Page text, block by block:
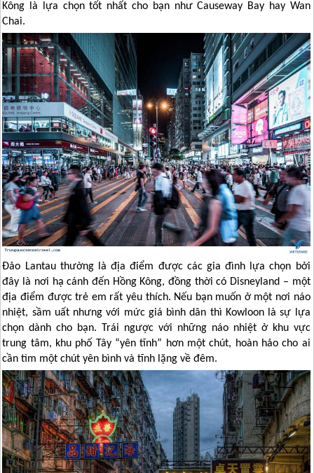
Kông là lựa chọn tốt nhất cho bạn như Causeway Bay hay Wan
Chai.
Đảo Lantau thường là địa điểm được các gia đình lựa chọn bởi
đây là nơi hạ cánh đến Hồng Kông, đồng thời có Disneyland – một
địa điểm được trẻ em rất yêu thích. Nếu bạn muốn ở một nơi náo
nhiệt, sầm uất nhưng với mức giá bình dân thì Kowloon là sự lựa
chọn dành cho bạn. Trái ngược với những náo nhiệt ở khu vực
trung tâm, khu phố Tây “yên tĩnh” hơn một chút, hoàn hảo cho ai
cần tìm một chút yên bình và tĩnh lặng về đêm.